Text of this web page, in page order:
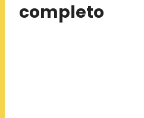
completo